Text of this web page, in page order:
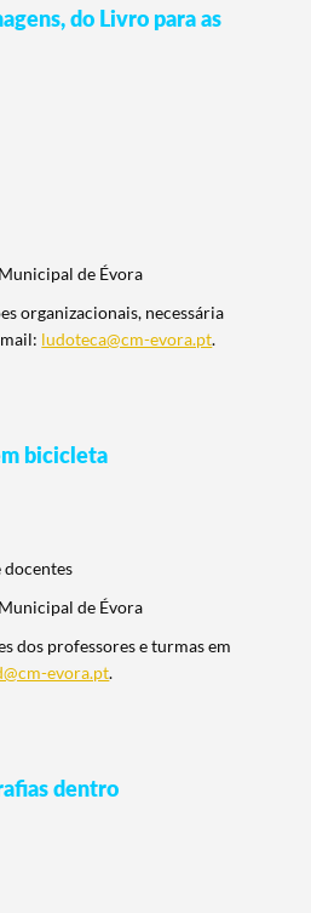
do Livro para as
de Évora
organizacionais, necessária
ludoteca@cm-evora.pt.
bicicleta
docentes
de Évora
dos professores e turmas em
evora.pt.
dentro